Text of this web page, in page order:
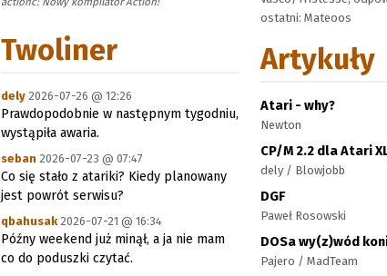
Twoliner
dely 2026-07-26 @ 12:26
Prawdopodobnie w następnym tygodniu,
wystąpiła awaria.
seban 2026-07-23 @ 07:47
Co się stało z atariki? Kiedy planowany
jest powrót serwisu?
qbahusak2026-07-21 @ 16:34
Późny weekend już minął, a ja nie mam
co do poduszki czytać.
ostatni: Mateoos
Artykuły
Atari - why?
Newton
CP/M 2.2 dla Atari
dely / Blowjobb
DGF
Paweł Rosowski
DOSa wy(z)wód
Pajero / MadTeam